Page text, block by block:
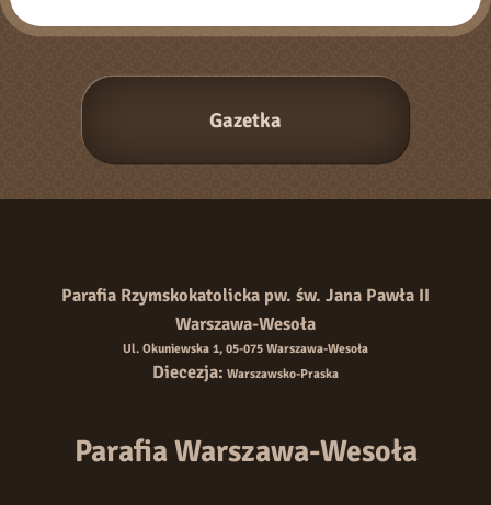
Parafia Rzymskokatolicka pw. św. Jana Pawła II
Warszawa-Wesoła
Ul. Okuniewska 1, 05-075 Warszawa-Wesoła
Diecezja: Warszawsko-Praska
Parafia Warszawa-Wesoła